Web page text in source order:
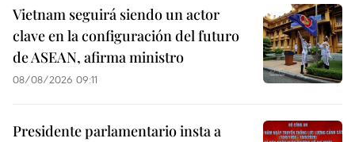
Vietnam seguirá siendo un actor
clave en la configuración del futuro
de ASEAN, afirma ministro
08/08/2026 09:11
Presidente parlamentario insta a